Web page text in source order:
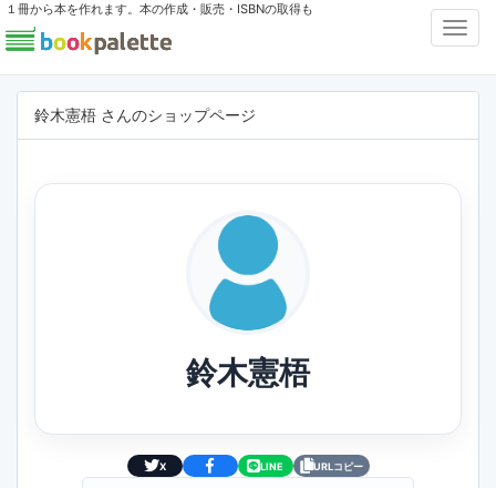
１冊から本を作れます。本の作成・販売・ISBNの取得も
鈴木憲梧 さんのショップページ
鈴木憲梧
X LINE URLコピー